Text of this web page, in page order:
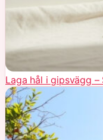
Laga hål i gipsvägg